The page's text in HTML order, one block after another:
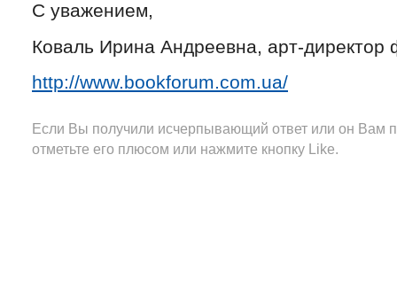
С уважением,
Коваль Ирина Андреевна, арт-директор
http://www.bookforum.com.ua/
Если Вы получили исчерпывающий ответ или он Вам
отметьте его плюсом или нажмите кнопку Like.